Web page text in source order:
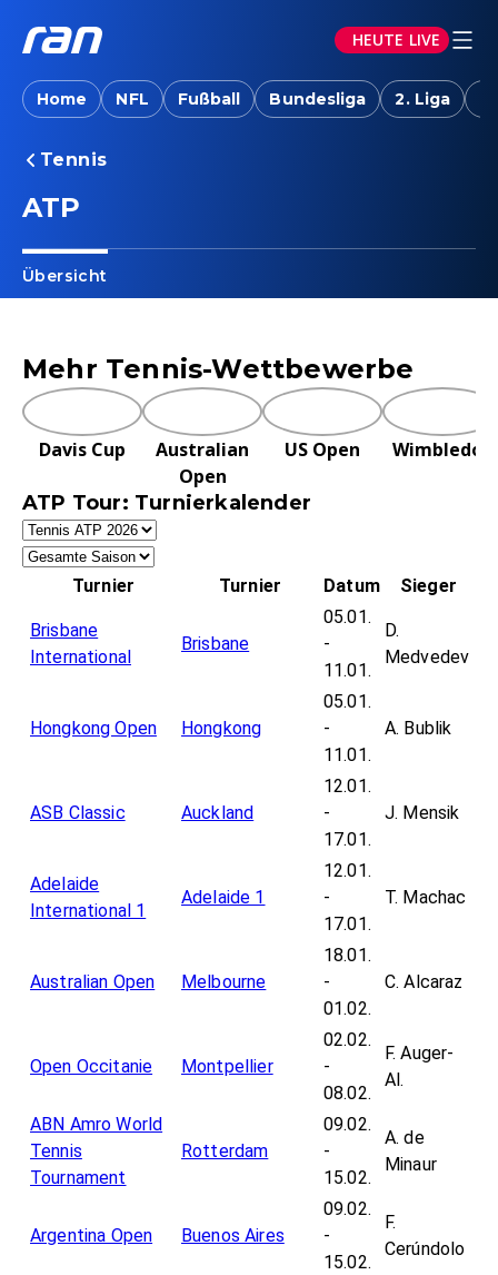
HEUTE LIVE
Home NFL Fußball Bundesliga 2. Liga
Tennis
ATP
Übersicht
Mehr Tennis-Wettbewerbe
Davis Cup
Australian
Open
US Open Wimbledon
ATP Tour: Turnierkalender
Turnier Turnier Datum Sieger
Brisbane
International
Brisbane
05.01.
-
11.01.
D.
Medvedev
Hongkong Open Hongkong
05.01.
-
11.01.
A. Bublik
ASB Classic Auckland
12.01.
-
17.01.
J. Mensik
Adelaide
International 1
Adelaide 1
12.01.
-
17.01.
T. Machac
Australian Open Melbourne
18.01.
-
01.02.
C. Alcaraz
Open Occitanie Montpellier
02.02.
-
08.02.
F. Auger-
Al.
ABN Amro World
Tennis
Tournament
Rotterdam
09.02.
-
15.02.
A. de
Minaur
Argentina Open Buenos Aires
09.02.
-
15.02.
F.
Cerúndolo